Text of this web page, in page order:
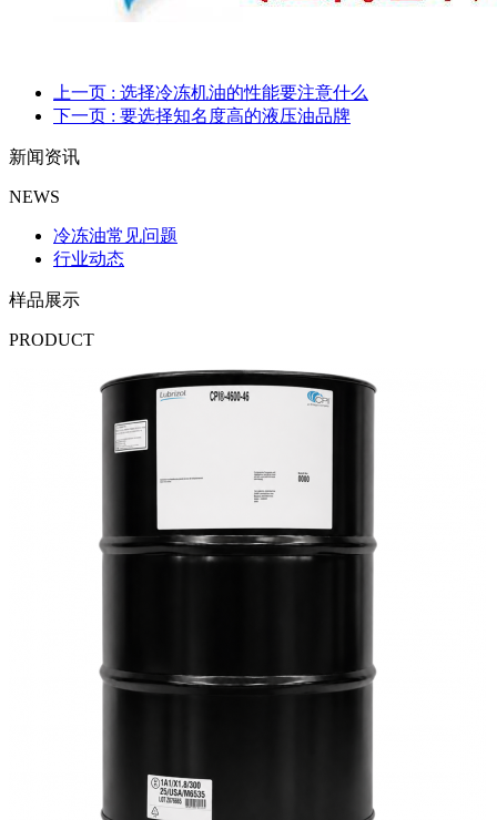
上一页 : 选择冷冻机油的性能要注意什么
下一页 : 要选择知名度高的液压油品牌
新闻资讯
NEWS
冷冻油常见问题
行业动态
样品展示
PRODUCT